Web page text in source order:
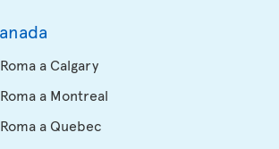
a Calgary
a Montreal
a Quebec